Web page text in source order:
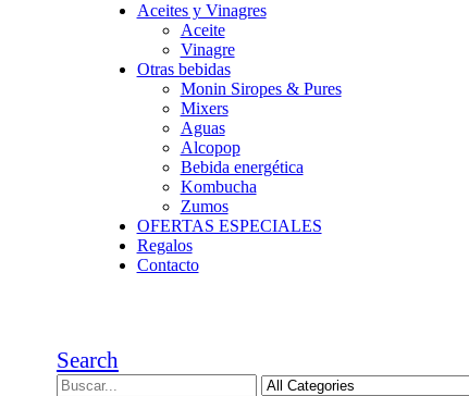
Aceites y Vinagres
Aceite
Vinagre
Otras bebidas
Monin Siropes & Pures
Mixers
Aguas
Alcopop
Bebida energética
Kombucha
Zumos
OFERTAS ESPECIALES
Regalos
Contacto
Search